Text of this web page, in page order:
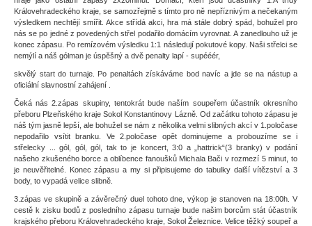
Královehradeckého kraje, se samozřejmě s tímto pro ně nepříznivým a nečekaným
výsledkem nechtějí smířit. Akce střídá akci, hra má stále dobrý spád, bohužel pro
nás se po jedné z povedených střel podařilo domácím vyrovnat. A zanedlouho už je
konec zápasu. Po remízovém výsledku 1:1 následují pokutové kopy. Naši střelci se
nemýlí a náš gólman je úspěšný a dvě penalty lapí - supééér,
skvělý start do turnaje. Po penaltách získáváme bod navíc a jde se na nástup a
oficiální slavnostní zahájení .
Čeká nás 2.zápas skupiny, tentokrát bude naším soupeřem účastník okresního
přeboru Plzeňského kraje Sokol Konstantinovy Lázně. Od začátku tohoto zápasu je
náš tým jasně lepší, ale bohužel se nám z několika velmi slibných akcí v 1.poločase
nepodařilo vsítit branku. Ve 2.poločase opět dominujeme a probouzíme se i
střelecky ... gól, gól, gól, tak to je koncert, 3:0 a „hattrick“(3 branky) v podání
našeho zkušeného borce a oblíbence fanoušků Michala Bači v rozmezí 5 minut, to
je neuvěřitelné. Konec zápasu a my si připisujeme do tabulky další vítězství a 3
body, to vypadá velice slibně.
3.zápas ve skupině a závěrečný duel tohoto dne, výkop je stanoven na 18:00h. V
cestě k zisku bodů z posledního zápasu turnaje bude našim borcům stát účastník
krajského přeboru Královehradeckého kraje, Sokol Železnice. Velice těžký soupeř a